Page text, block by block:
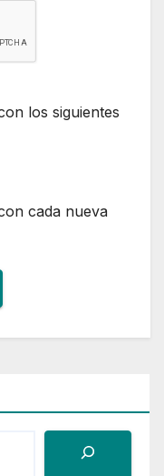
los siguientes
cada nueva